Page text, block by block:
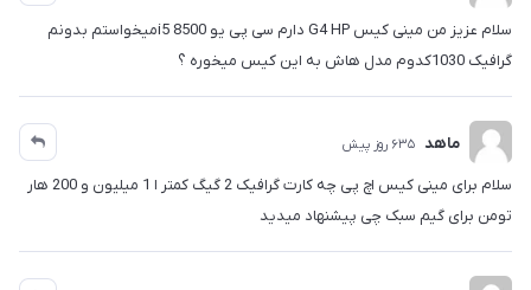
سلام عزیز من مینی کیس G4 HP دارم سی پی یو i5 8500میخواستم بدونم
گرافیک 1030کدوم مدل هاش به این کیس میخوره ؟
ماهد 635 روز پیش
سلام برای مینی کیس اچ پی چه کارت گرافیک 2 گیگ کمتر ا 1 میلیون و 200 هار
تومن برای گیم سبک چی پیشنهاد میدید